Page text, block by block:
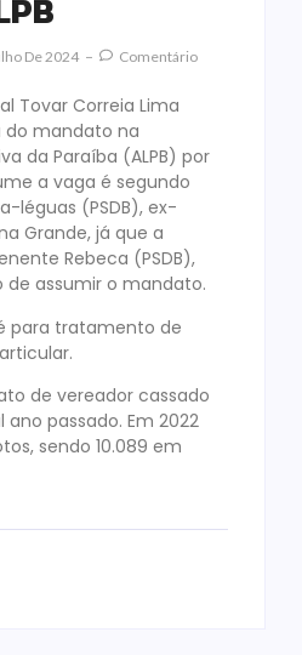
De 2024 Comentário
Tovar Correia Lima
do mandato na
da Paraíba (ALPB) por
a vaga é segundo
léguas (PSDB), ex-
Grande, já que a
Rebeca (PSDB),
de assumir o mandato.
para tratamento de
de vereador cassado
passado. Em 2022
sendo 10.089 em